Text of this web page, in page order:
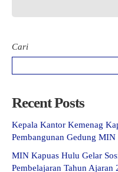
Cari
Recent Posts
Kepala Kantor Kemenag
Pembangunan Gedung
MIN Kapuas Hulu Gelar
Pembelajaran Tahun